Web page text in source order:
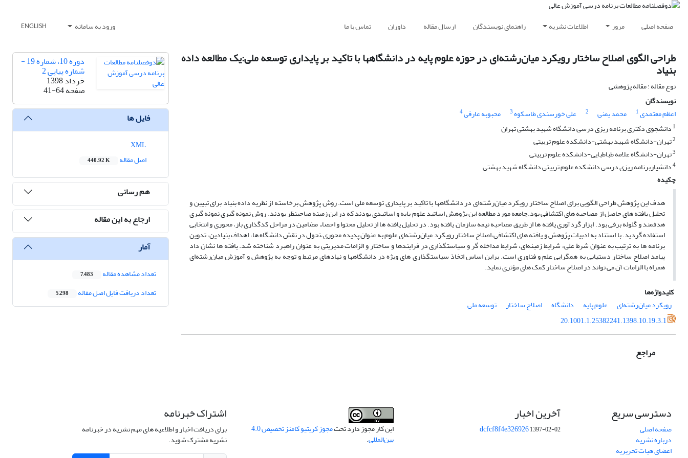
صفحه اصلی مرور اطلاعات نشریه راهنمای نویسندگان ارسال مقاله داوران تماس با ما ورود به سامانه ENGLISH
طراحی الگوی اصلاح ساختار رویکرد میان‌رشته‌ای در حوزه علوم پایه در دانشگاهها با تاکید بر پایداری توسعه ملی:یک مطالعه داده
بنیاد
نوع مقاله : مقاله پژوهشی
نویسندگان
اعظم معتمدی1 محمد یمنی 2 علی خورسندی طاسکوه3 محبوبه عارفی4
1 دانشجوی دکتری برنامه ریزی درسی دانشگاه شهید بهشتی تهران
2تهران-دانشگاه شهید بهشتی-دانشکده علوم تربیتی
3تهران-دانشگاه علامه طباطبایی-دانشکده علوم تربیتی
4دانشیاربرنامه ریزی درسی دانشکده علوم تربیتی دانشگاه شهید بهشتی
چکیده
هدف این پژوهش طراحی الگویی برای اصلاح ساختار رویکرد میان‌رشته‌ای در دانشگاهها با تاکید بر پایداری توسعه ملی است. روش پژوهش برخاسته از نظریه داده بنیاد برای تبیین و
تحلیل یافته های حاصل از مصاحبه های اکتشافی بود.جامعه مورد مطالعه این پژوهش اساتید علوم پایه و اساتیدی بودند که در این زمینه صاحبنظر بودند. روش نمونه گیری نمونه گیری
هدفمند و گلوله برفی بود. ابزار گردآوری یافته ها از طریق مصاحبه نیمه سازمان یافته بود. در تحلیل یافته ها از تحلیل محتوا و احصاء مضامین در مراحل کدگذاری باز، محوری و انتخابی
استفاده گردید. با استناد به ادبیات پژوهش و یافته های اکتشافی،اصلاح ساختار رویکرد میان‌رشته‌ای علوم به عنوان پدیده محوری،تحول در نقش دانشگاه ها، اهداف بنیادین، تدوین
برنامه ها به ترتیب به عنوان شرط علی، شرایط زمینه‌ای، شرایط مداخله گر و سیاستگذاری در فرایندها و ساختار و الزامات مدیریتی به عنوان راهبرد شناخته شد. یافته ها نشان داد
پیامد اصلاح ساختار دستیابی به همگرایی علم و فناوری است. براین اساس اتخاذ سیاستگذاری های ویژه در دانشگاهها و نهادهای مرتبط و توجه به پژوهش و آموزش میان‌رشته‌ای
همراه با الزامات آن می تواند در اصلاح ساختار کمک های مؤثری نماید.
کلیدواژه‌ها
رویکرد میان‌رشته‌ای
علوم پایه دانشگاه اصلاح ساختار
توسعه ملی
20.1001.1.25382241.1398.10.19.3.1
مراجع
دوره 10، شماره 19 -
شماره پیاپی 2
خرداد 1398
صفحه41-64
فایل ها
اصل مقاله
440.92 K
هم رسانی
ارجاع به این مقاله
آمار
تعداد مشاهده مقاله 7,483
تعداد دریافت فایل اصل مقاله 5,298
دسترسی سریع
صفحه اصلی
درباره نشریه
اعضای هیات تحریریه
آخرین اخبار
dcfcf8f4e3269261397-02-02 این کار مجوز دارد تحت مجوز کریتیو کامنز تخصیص 4.0
بین‌المللی.
اشتراک خبرنامه
برای دریافت اخبار و اطلاعیه های مهم نشریه در خبرنامه
نشریه مشترک شوید.